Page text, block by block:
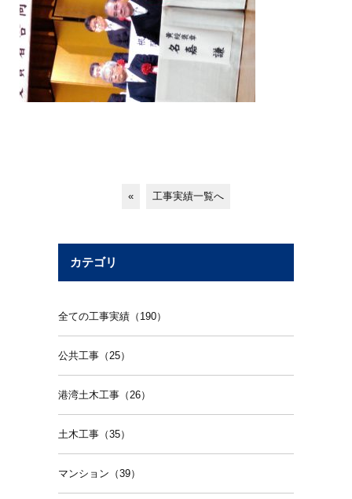
« 工事実績一覧へ
カテゴリ
全ての工事実績（190）
公共工事（25）
港湾土木工事（26）
土木工事（35）
マンション（39）